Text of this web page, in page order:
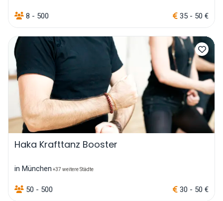
8 - 500 35 - 50 €
Haka Krafttanz Booster
in München +37 weitere Städte
50 - 500 30 - 50 €